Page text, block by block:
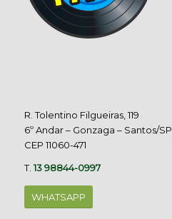
R. Tolentino Filgueiras, 119
6º Andar – Gonzaga – Santos/SP
CEP 11060-471
T.13 98844-0997
WHATSAPP